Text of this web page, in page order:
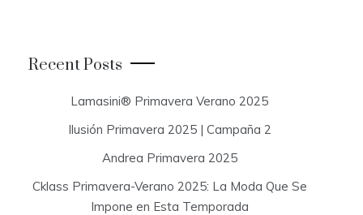
r
:
Recent Posts
Lamasini® Primavera Verano 2025
Ilusión Primavera 2025 | Campaña 2
Andrea Primavera 2025
Cklass Primavera-Verano 2025: La Moda Que Se
Impone en Esta Temporada